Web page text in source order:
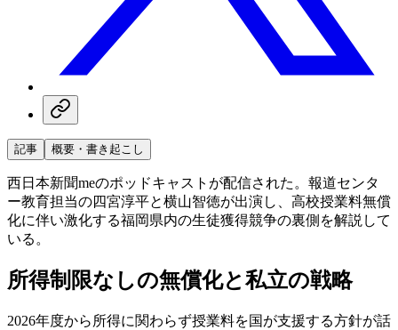
記事 概要・書き起こし
西日本新聞meのポッドキャストが配信された。報道センタ
ー教育担当の四宮淳平と横山智徳が出演し、高校授業料無償
化に伴い激化する福岡県内の生徒獲得競争の裏側を解説して
いる。
所得制限なしの無償化と私立の戦略
2026年度から所得に関わらず授業料を国が支援する方針が話